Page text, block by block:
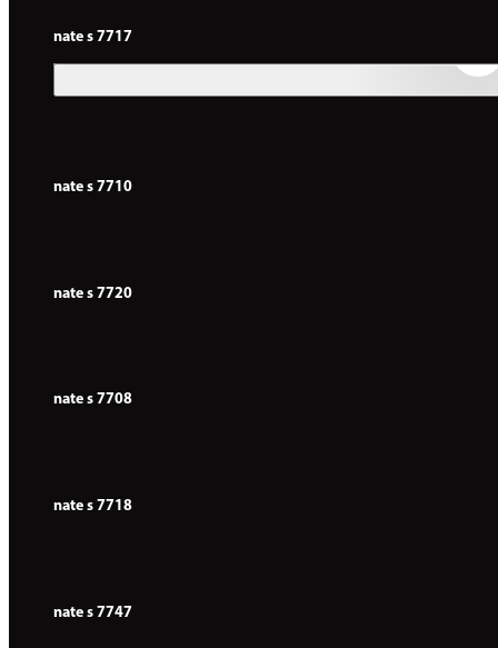
nate s 7717
nate s 7710
nate s 7720
nate s 7708
nate s 7718
nate s 7747